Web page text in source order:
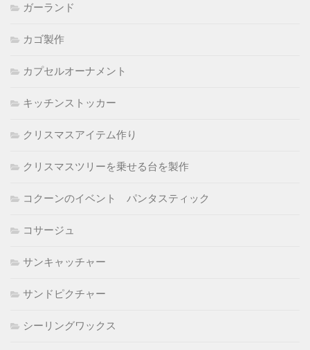
ガーランド
カゴ製作
カプセルオーナメント
キッチンストッカー
クリスマスアイテム作り
クリスマスツリーを乗せる台を製作
コクーンのイベント パンタスティック
コサージュ
サンキャッチャー
サンドピクチャー
シーリングワックス